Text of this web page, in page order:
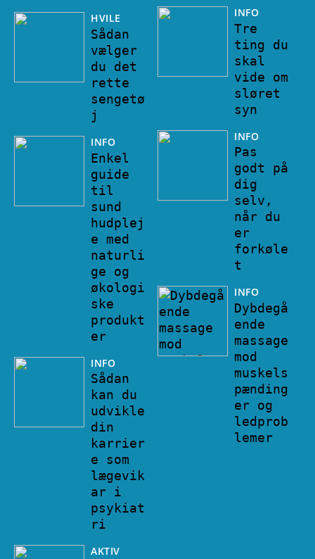
HVILE
Sådan
vælger
du det
rette
sengetø
j
INFO
Enkel
guide
til
sund
hudplej
e med
naturli
ge og
økologi
ske
produkt
er
INFO
Sådan
kan du
udvikle
din
karrier
e som
lægevik
ar i
psykiat
ri
AKTIV
INFO
Tre
ting du
skal
vide om
sløret
syn
INFO
Pas
godt på
dig
selv,
når du
er
forkøle
t
INFO
Dybdegå
ende
massage
mod
muskels
pænding
er og
ledprob
lemer